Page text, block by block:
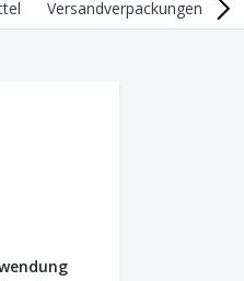
Versandverpackungen